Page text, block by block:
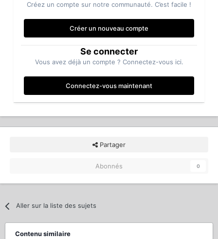
Créez un compte sur notre communauté. C’est facile !
Créer un nouveau compte
Se connecter
Vous avez déjà un compte ? Connectez-vous ici.
Connectez-vous maintenant
Partager
Abonnés 0
Aller sur la liste des sujets
Contenu similaire